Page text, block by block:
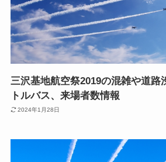
三沢基地航空祭2019の混雑や道路
トルバス、来場者数情報
2024年1月28日